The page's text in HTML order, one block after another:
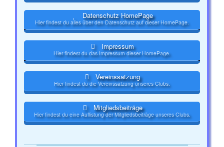
Datenschutz HomePage
Hier findest du alles über den Datenschutz auf dieser HomePage.
Impressum
Hier findest du das Impressum dieser HomePage.
Vereinssatzung
Hier findest du die Vereinssatzung unseres Clubs.
Mitgliedsbeiträge
Hier findest du eine Auflistung der Mitgliedsbeiträge unseres Clubs.